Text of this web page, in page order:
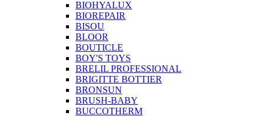
BIOHYALUX
BIOREPAIR
BISOU
BLOOR
BOUTICLE
BOY'S TOYS
BRELIL PROFESSIONAL
BRIGITTE BOTTIER
BRONSUN
BRUSH-BABY
BUCCOTHERM